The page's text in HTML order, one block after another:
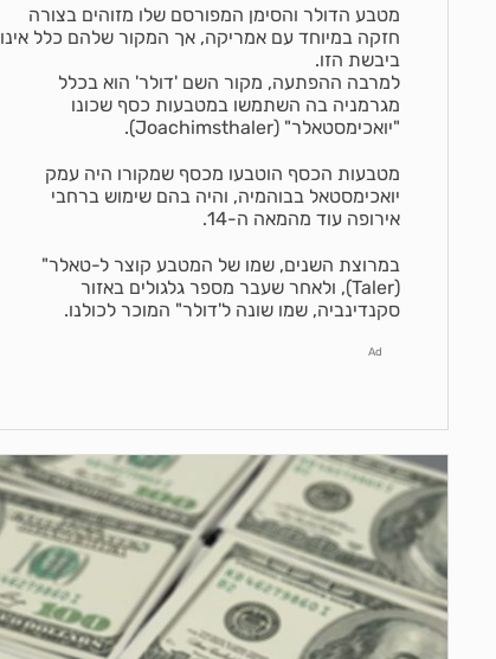
מטבע הדולר והסימן המפורסם שלו מזוהים בצורה
חזקה במיוחד עם אמריקה, אך המקור שלהם כלל אינו
ביבשת הזו.
למרבה ההפתעה, מקור השם 'דולר' הוא בכלל
מגרמניה בה השתמשו במטבעות כסף שכונו
"יואכימסטאלר" (Joachimsthaler).
מטבעות הכסף הוטבעו מכסף שמקורו היה עמק
יואכימסטאל בבוהמיה, והיה בהם שימוש ברחבי
אירופה עוד מהמאה ה-14.
במרוצת השנים, שמו של המטבע קוצר ל-טאלר"
(Taler), ולאחר שעבר מספר גלגולים באזור
סקנדינביה, שמו שונה ל'דולר" המוכר לכולנו.
Ad